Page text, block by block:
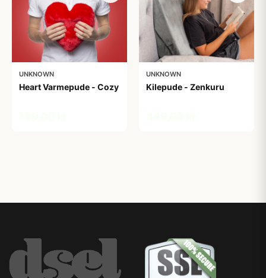
UNKNOWN
Heart Varmepude - Cozy
UNKNOWN
Kilepude - Zenkuru